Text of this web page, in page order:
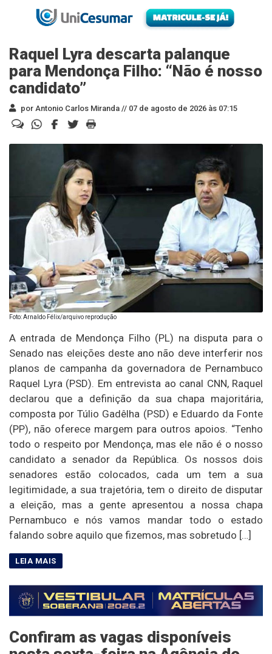
Raquel Lyra descarta palanque
para Mendonça Filho: “Não é nosso
candidato”
por Antonio Carlos Miranda // 07 de agosto de 2026 às 07:15
Foto: Arnaldo Félix/arquivo reprodução
A entrada de Mendonça Filho (PL) na disputa para o
Senado nas eleições deste ano não deve interferir nos
planos de campanha da governadora de Pernambuco
Raquel Lyra (PSD). Em entrevista ao canal CNN, Raquel
declarou que a definição da sua chapa majoritária,
composta por Túlio Gadêlha (PSD) e Eduardo da Fonte
(PP), não oferece margem para outros apoios. “Tenho
todo o respeito por Mendonça, mas ele não é o nosso
candidato a senador da República. Os nossos dois
senadores estão colocados, cada um tem a sua
legitimidade, a sua trajetória, tem o direito de disputar
a eleição, mas a gente apresentou a nossa chapa
Pernambuco e nós vamos mandar todo o estado
falando sobre aquilo que fizemos, mas sobretudo […]
Confiram as vagas disponíveis